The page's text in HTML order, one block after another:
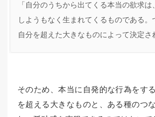
「自分のうちから出てくる本当の欲求は
しようもなく生まれてくるものである。
自分を超えた大きなものによって決定さ
そのため、本当に自発的な行為をす
を超える大きなものと、ある種のつ